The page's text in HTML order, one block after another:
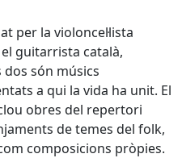
per la violoncel·lista
guitarrista català,
dos són músics
a qui la vida ha unit. El
obres del repertori
de temes del folk,
composicions pròpies.